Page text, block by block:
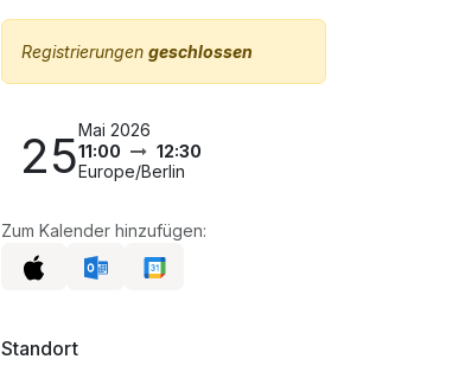
Registrierungen geschlossen
25Mai 2026
11:00
12:30
Europe/Berlin
Zum Kalender hinzufügen:
Standort